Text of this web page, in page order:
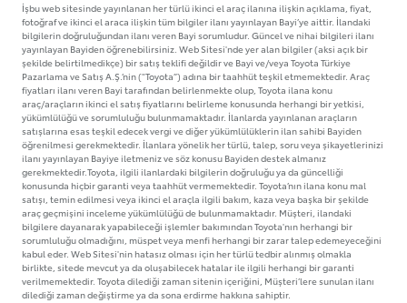
İşbu web sitesinde yayınlanan her türlü ikinci el araç ilanına ilişkin açıklama, fiyat,
fotoğraf ve ikinci el araca ilişkin tüm bilgiler ilanı yayınlayan Bayi’ye aittir. İlandaki
bilgilerin doğruluğundan ilanı veren Bayi sorumludur. Güncel ve nihai bilgileri ilanı
yayınlayan Bayiden öğrenebilirsiniz. Web Sitesi'nde yer alan bilgiler (aksi açık bir
şekilde belirtilmedikçe) bir satış teklifi değildir ve Bayi ve/veya Toyota Türkiye
Pazarlama ve Satış A.Ş.’nin ("Toyota”) adına bir taahhüt teşkil etmemektedir. Araç
fiyatları ilanı veren Bayi tarafından belirlenmekte olup, Toyota ilana konu
araç/araçların ikinci el satış fiyatlarını belirleme konusunda herhangi bir yetkisi,
yükümlülüğü ve sorumluluğu bulunmamaktadır. İlanlarda yayınlanan araçların
satışlarına esas teşkil edecek vergi ve diğer yükümlülüklerin ilan sahibi Bayiden
öğrenilmesi gerekmektedir. İlanlara yönelik her türlü, talep, soru veya şikayetlerinizi
ilanı yayınlayan Bayiye iletmeniz ve söz konusu Bayiden destek almanız
gerekmektedir.Toyota, ilgili ilanlardaki bilgilerin doğruluğu ya da güncelliği
konusunda hiçbir garanti veya taahhüt vermemektedir. Toyota’nın ilana konu mal
satışı, temin edilmesi veya ikinci el araçla ilgili bakım, kaza veya başka bir şekilde
araç geçmişini inceleme yükümlülüğü de bulunmamaktadır. Müşteri, ilandaki
bilgilere dayanarak yapabileceği işlemler bakımından Toyota'nın herhangi bir
sorumluluğu olmadığını, müspet veya menfi herhangi bir zarar talep edemeyeceğini
kabul eder. Web Sitesi'nin hatasız olması için her türlü tedbir alınmış olmakla
birlikte, sitede mevcut ya da oluşabilecek hatalar ile ilgili herhangi bir garanti
verilmemektedir. Toyota dilediği zaman sitenin içeriğini, Müşteri’lere sunulan ilanı
dilediği zaman değiştirme ya da sona erdirme hakkına sahiptir.